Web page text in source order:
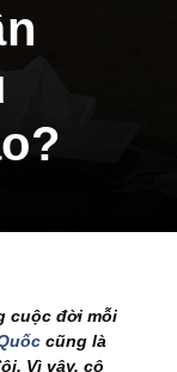
cuộc đời mỗi
cũng là
Vì vậy, cô